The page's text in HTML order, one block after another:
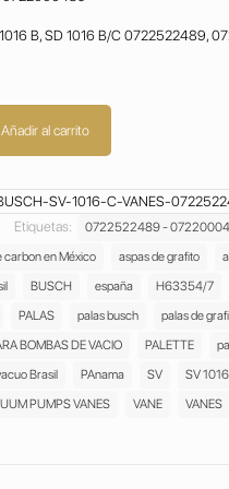
1016 B, SD 1016 B/C 0722522489,
Añadir al carrito
SV-1016-C-VANES-
Etiquetas: 0722522489 -
carbon en México aspas de grafito
BUSCH españa H63354/7
PALAS palas busch palas de
BOMBAS DE VACIO PALETTE
Brasil PAnama SV SV
PUMPS VANES VANE VANES